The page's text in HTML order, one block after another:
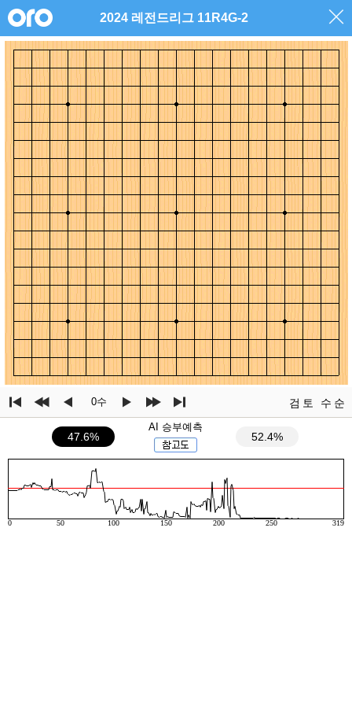
2024 레전드리그 11R4G-2
0수 검토 수순
47.6%
AI 승부예측
52.4%